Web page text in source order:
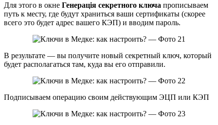
Для этого в окне Генерація секретного ключа прописываем
путь к месту, где будут храниться ваши сертификаты (скорее
всего это будет адрес вашего КЭП) и вводим пароль.
В результате — вы получите новый секретный ключ, который
будет располагаться там, куда вы его отправили.
Подписываем операцию своим действующим ЭЦП или КЭП